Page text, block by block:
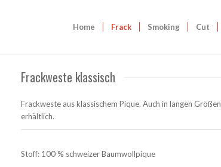
Home Frack Smoking Cut
Frackweste klassisch
Frackweste aus klassischem Pique. Auch in langen Größen
erhältlich.
Stoff: 100 % schweizer Baumwollpique